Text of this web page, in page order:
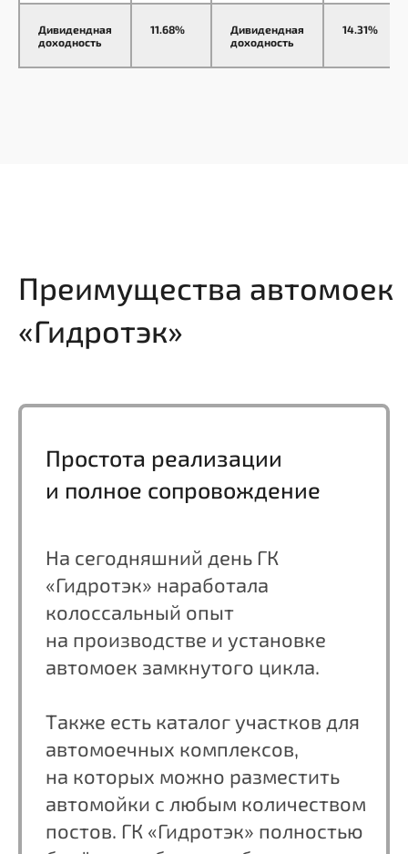
Дивидендная
доходность
11.68%
Дивидендная
доходность
14.31%
в другой вид бизнеса, автомойку
можно будет быстро и дорого
продать как быстровозводимое
здание, которое легко перенести
Подробнее
Классическая автомойка
Автомойка-робот
Подробнее
+
+
+
+